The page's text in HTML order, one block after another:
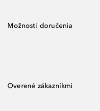
Možnosti doručenia
Overené zákazníkmi